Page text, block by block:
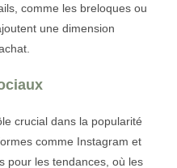
comme les breloques ou
une dimension
crucial dans la popularité
comme Instagram et
pour les tendances, où les